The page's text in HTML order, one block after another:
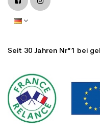
Seit 30 Jahren Nr°1 bei